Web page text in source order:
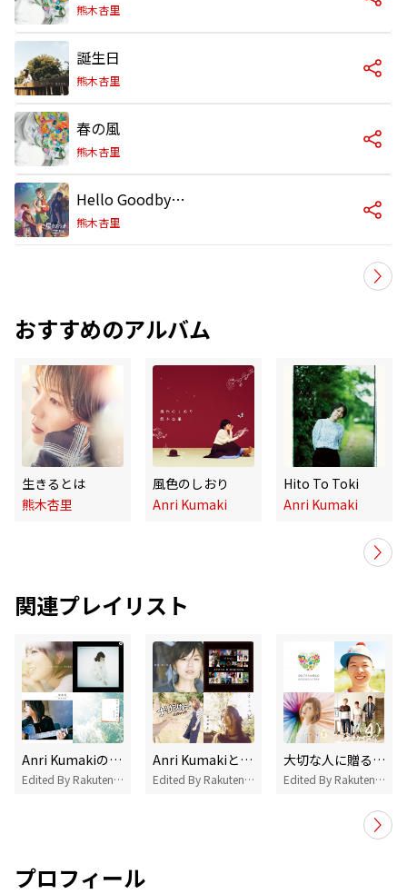
熊木杏里
誕生日
熊木杏里
春の風
熊木杏里
Hello Goodbye & Hello
熊木杏里
おすすめのアルバム
生きるとは
熊木杏里
風色のしおり
Anri Kumaki
Hito To Toki
Anri Kumaki
関連プレイリスト
Anri Kumakiのオススメソング!
Edited By Rakuten Music
Anri Kumakiと一緒に聴きたいとっておきソング
Edited By Rakuten Music
大切な人に贈るバースデーソング
Edited By Rakuten Music
プロフィール